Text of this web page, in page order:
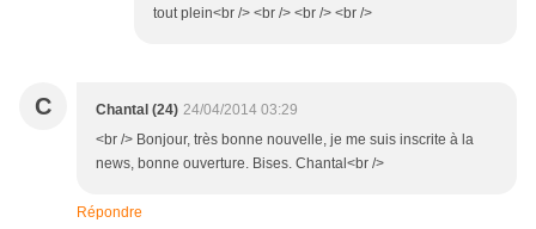
tout plein<br /> <br /> <br /> <br />
C Chantal (24) 24/04/2014 03:29
<br /> Bonjour, très bonne nouvelle, je me suis inscrite à la
news, bonne ouverture. Bises. Chantal<br />
Répondre